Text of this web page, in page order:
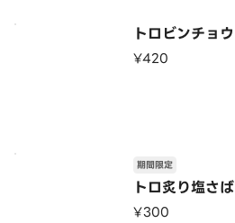
トロビンチョウ
¥420
トロ炙り塩さば
期間限定
¥300